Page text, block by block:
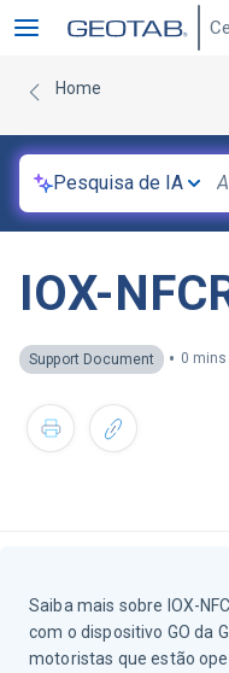
Home
Pesquisa de IA
IOX-
Support Document • 0
Saiba mais sobre IOX-
com o dispositivo GO da
motoristas que estão